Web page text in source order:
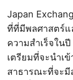
Japan
ที่ที่มีพลศาสตร์แ
ความสำเร็จใน
เตรียมที่จะนำเ
สาธารณะที่จะมี